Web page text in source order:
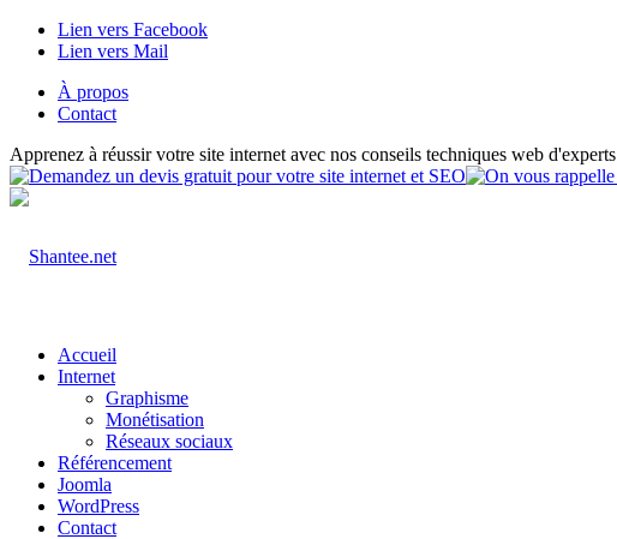
Lien vers Facebook
Lien vers Mail
À propos
Contact
Apprenez à réussir votre site internet avec nos conseils techniques web d'experts
Accueil
Internet
Graphisme
Monétisation
Réseaux sociaux
Référencement
Joomla
WordPress
Contact